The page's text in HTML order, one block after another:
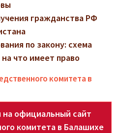
гражданства РФ
по закону: схема
что имеет право
комитета в
на официальный сайт
комитета в Балашихе